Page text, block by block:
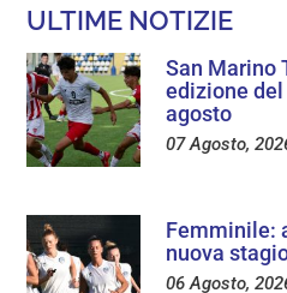
ULTIME NOTIZIE
San Marino
edizione
agosto
07 Agosto,
Femminile:
nuova
06 Agosto,